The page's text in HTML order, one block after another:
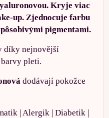
Kryje viac
up. Zjednocuje farbu
pigmentami.
díky nejnovější
pleti.
dodávají pokožce
| Alergik | Diabetik |